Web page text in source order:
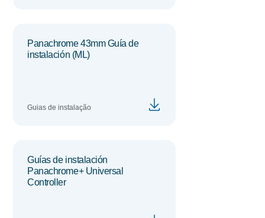
Panachrome 43mm Guía de
instalación (ML)
Guias de instalação
Guías de instalación
Panachrome+ Universal
Controller